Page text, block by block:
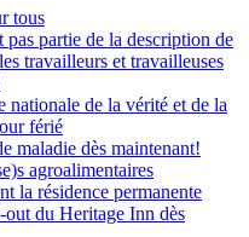
tous
partie de la description de
travailleurs et travailleuses
nationale de la vérité et de la
férié
maladie dès maintenant!
agroalimentaires
la résidence permanente
du Heritage Inn dès